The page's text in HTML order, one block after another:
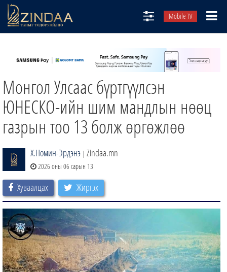
Mobile TV
ТВ8
ӨГЛӨӨНИЙ СОНИН
АУДИО ЗОХИОЛ
Монгол Улсаас бүртгүүлсэн
ЮНЕСКО-ийн шим мандлын нөөц
газрын тоо 13 болж өргөжлөө
Х.Номин-Эрдэнэ | Zindaa.mn
2026 оны 06 сарын 13
Хуваалцах Жиргэх